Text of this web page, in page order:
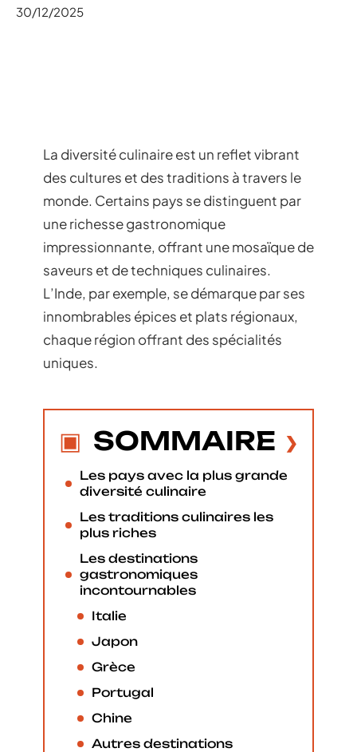
30/12/2025
La diversité culinaire est un reflet vibrant
des cultures et des traditions à travers le
monde. Certains pays se distinguent par
une richesse gastronomique
impressionnante, offrant une mosaïque de
saveurs et de techniques culinaires.
L’Inde, par exemple, se démarque par ses
innombrables épices et plats régionaux,
chaque région offrant des spécialités
uniques.
SOMMAIRE
Les pays avec la plus grande
diversité culinaire
Les traditions culinaires les
plus riches
Les destinations
gastronomiques
incontournables
Italie
Japon
Grèce
Portugal
Chine
Autres destinations